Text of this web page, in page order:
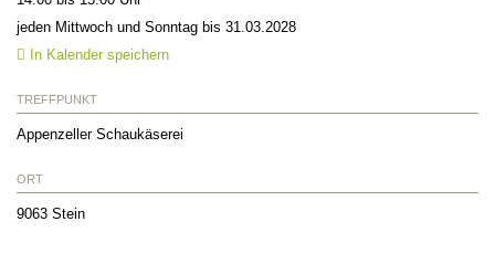
jeden Mittwoch und Sonntag bis 31.03.2028
In Kalender speichern
TREFFPUNKT
Appenzeller Schaukäserei
ORT
9063 Stein